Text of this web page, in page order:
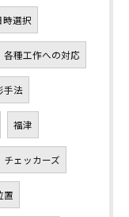
時選択
各種工作への対応
手法
福津
チェッカーズ
置